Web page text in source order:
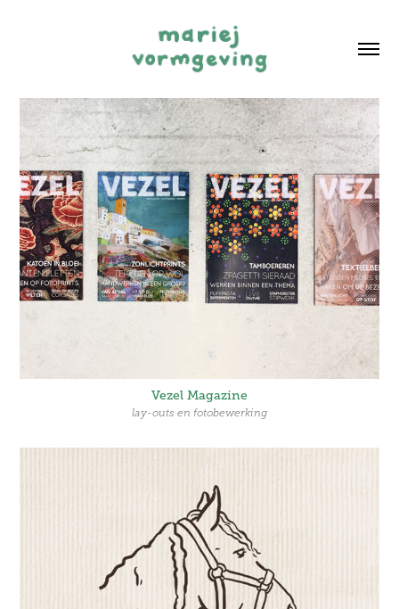
Vezel Magazine
lay-outs en fotobewerking